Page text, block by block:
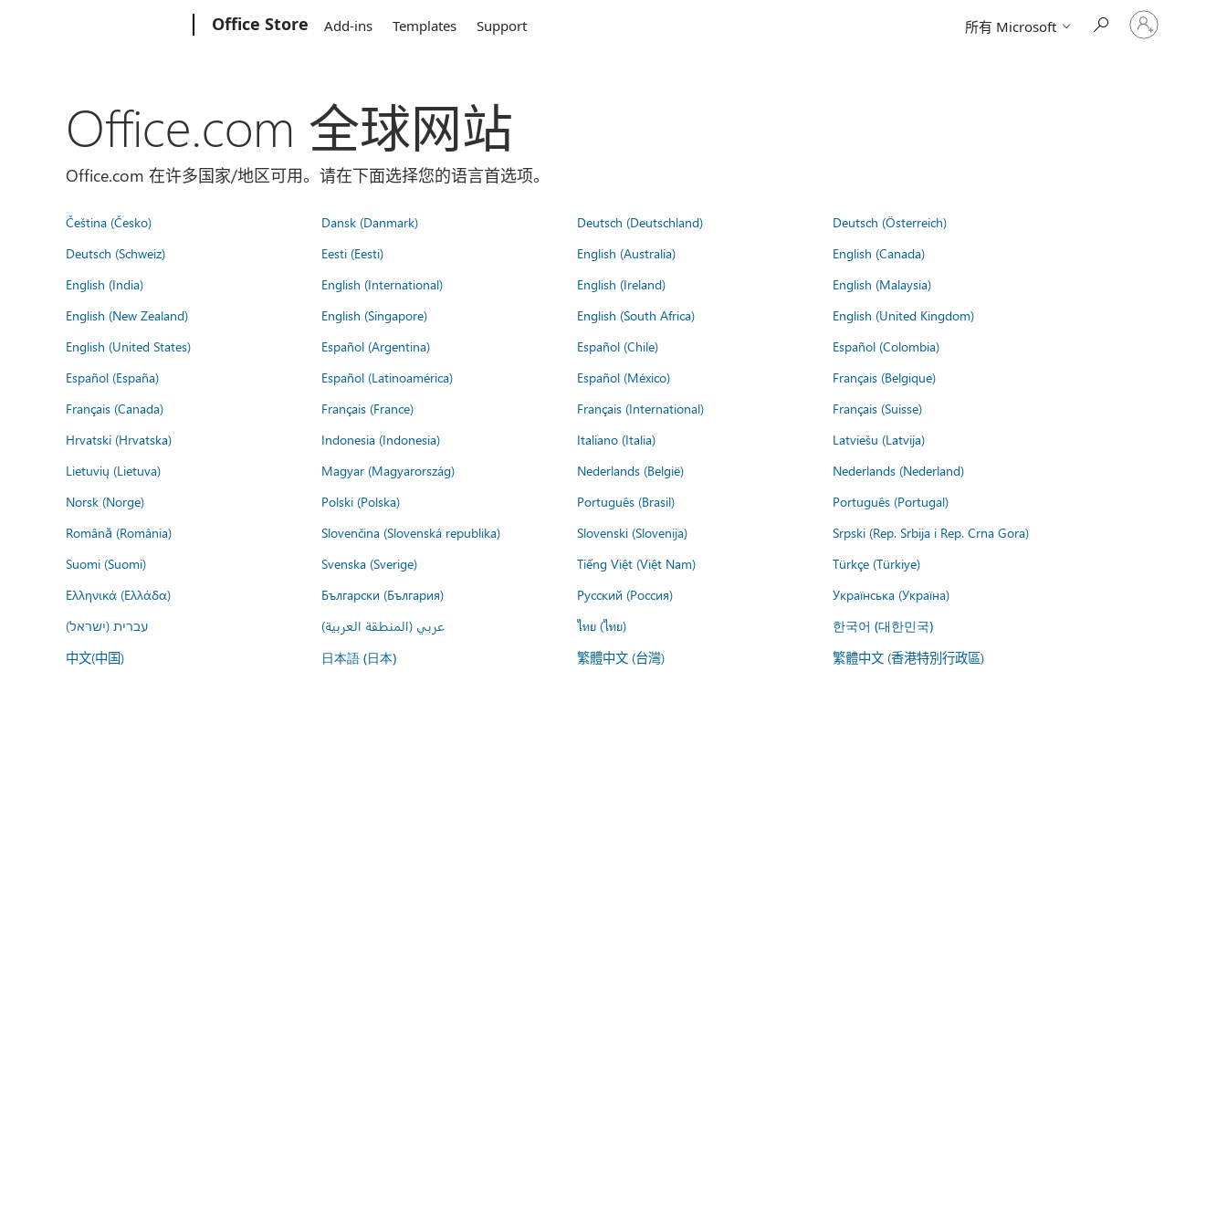
Office Store Add-ins Templates Support 所有 Microsoft
请
登
Office.com 全球网站
Office.com 在许多国家/地区可用。请在下面选择您的语言首选项。
Čeština (Česko) Dansk (Danmark) Deutsch (Deutschland)
Deutsch (Österreich)
Deutsch (Schweiz)
Eesti (Eesti) English (Australia)
English (Canada)
English (India)
English (International) English (Ireland)
English (Malaysia)
English (New Zealand)
English (Singapore) English (South Africa)
English (United Kingdom)
English (United States)
Español (Argentina) Español (Chile)
Español (Colombia)
Español (España)
Español (Latinoamérica) Español (México)
Français (Belgique)
Français (Canada)
Français (France) Français (International)
Français (Suisse)
Hrvatski (Hrvatska)
Indonesia (Indonesia) Italiano (Italia)
Latviešu (Latvija)
Lietuvių (Lietuva)
Magyar (Magyarország) Nederlands (België)
Nederlands (Nederland)
Norsk (Norge)
Polski (Polska) Português (Brasil)
Português (Portugal)
Română (România)
Slovenčina (Slovenská republika) Slovenski (Slovenija)
Srpski (Rep. Srbija i Rep. Crna Gora)
Suomi (Suomi)
Svenska (Sverige) Tiếng Việt (Việt Nam)
Türkçe (Türkiye)
Ελληνικά (Ελλάδα)
Български (България) Русский (Россия)
Українська (Україна)
עברית (ישראל)
عربي (المنطقة العربية) ไทย (ไทย) 한국어 (대한민국)
中文(中国) 日本語 (日本) 繁體中文 (台灣) 繁體中文 (香港特別行政區)